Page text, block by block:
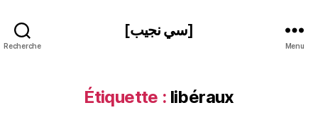
Recherche
[سي نجيب]
Menu
Étiquette : libéraux